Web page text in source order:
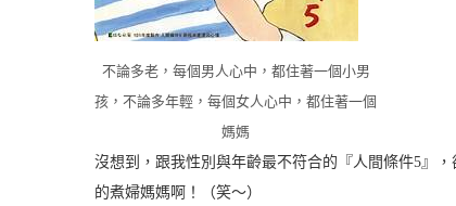
不論多老，每個男人心中，都住著一個小男
孩，不論多年輕，每個女人心中，都住著一個
媽媽
沒想到，跟我性別與年齡最不符合的『人間條件5』
的煮婦媽媽啊！（笑～）